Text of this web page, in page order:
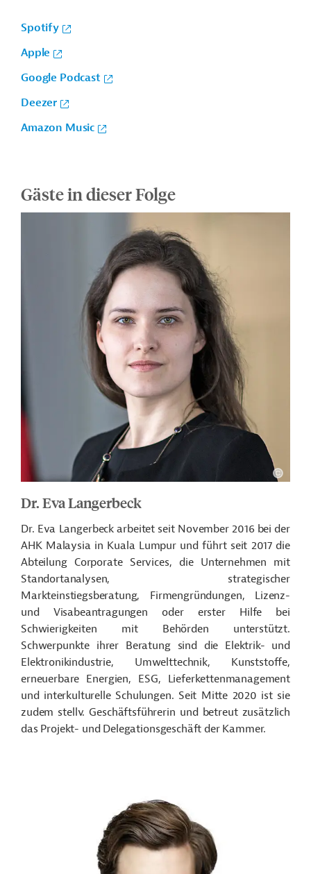
Spotify
Apple
Google Podcast
Deezer
Amazon Music
Gäste in dieser Folge
Dr. Eva Langerbeck
Dr. Eva Langerbeck arbeitet seit November 2016 bei der
AHK Malaysia in Kuala Lumpur und führt seit 2017 die
Abteilung Corporate Services, die Unternehmen mit
Standortanalysen, strategischer
Markteinstiegsberatung, Firmengründungen, Lizenz-
und Visabeantragungen oder erster Hilfe bei
Schwierigkeiten mit Behörden unterstützt.
Schwerpunkte ihrer Beratung sind die Elektrik- und
Elektronikindustrie, Umwelttechnik, Kunststoffe,
erneuerbare Energien, ESG, Lieferkettenmanagement
und interkulturelle Schulungen. Seit Mitte 2020 ist sie
zudem stellv. Geschäftsführerin und betreut zusätzlich
das Projekt- und Delegationsgeschäft der Kammer.